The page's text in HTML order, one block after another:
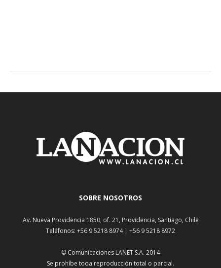
SOBRE NOSOTROS
Av. Nueva Providencia 1850, of. 21, Providencia, Santiago, Chile
Teléfonos: +56 9 5218 8974 | +56 9 5218 8972
© Comunicaciones LANET S.A. 2014
Se prohíbe toda reproducción total o parcial.